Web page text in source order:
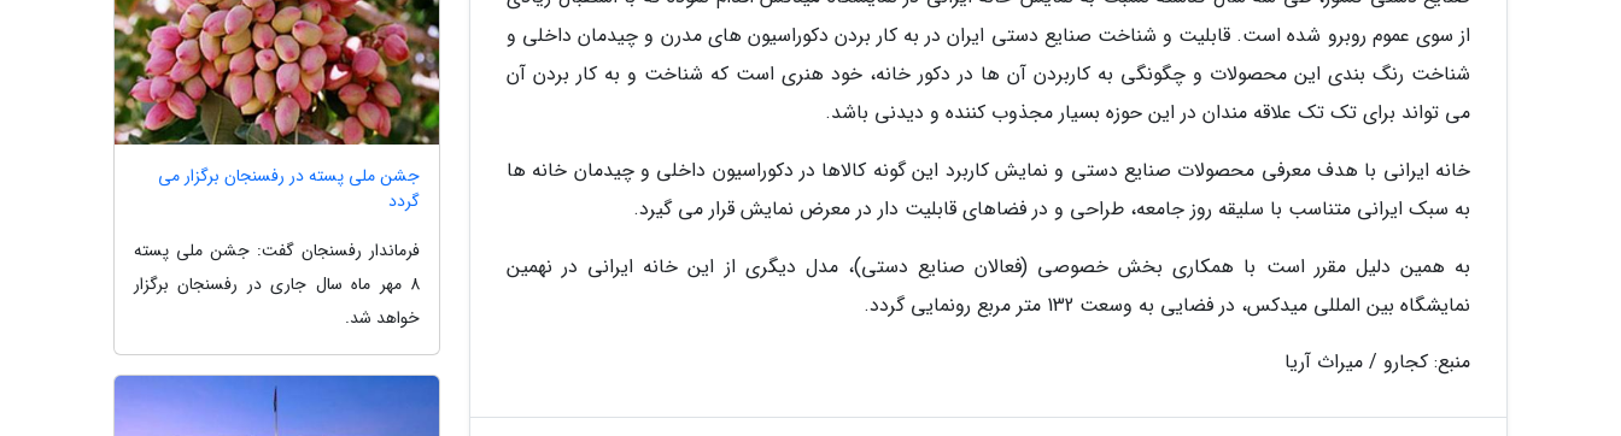
از سوی عموم روبرو شده است. قابلیت و شناخت صنایع دستی ایران در به کار بردن دکوراسیون های مدرن و چیدمان داخلی و
شناخت رنگ بندی این محصولات و چگونگی به کاربردن آن ها در دکور خانه، خود هنری است که شناخت و به کار بردن آن
می تواند برای تک تک علاقه مندان در این حوزه بسیار مجذوب کننده و دیدنی باشد.
خانه ایرانی با هدف معرفی محصولات صنایع دستی و نمایش کاربرد این گونه کالاها در دکوراسیون داخلی و چیدمان خانه ها
به سبک ایرانی متناسب با سلیقه روز جامعه، طراحی و در فضاهای قابلیت دار در معرض نمایش قرار می گیرد.
به همین دلیل مقرر است با همکاری بخش خصوصی (فعالان صنایع دستی)، مدل دیگری از این خانه ایرانی در نهمین
نمایشگاه بین المللی میدکس، در فضایی به وسعت 132 متر مربع رونمایی گردد.
منبع: کجارو / میراث آریا
جشن ملی پسته در رفسنجان برگزار می
گردد
فرماندار رفسنجان گفت: جشن ملی پسته
8 مهر ماه سال جاری در رفسنجان برگزار
خواهد شد.